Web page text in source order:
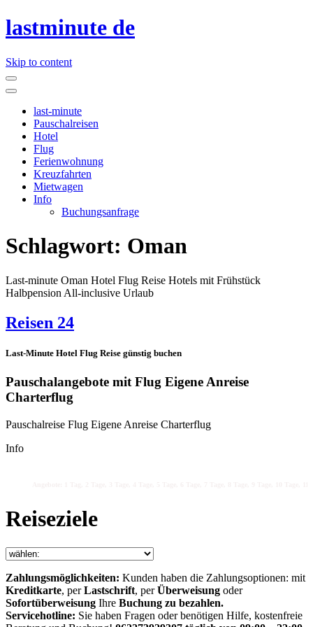
lastminute de
Skip to content
last-minute
Pauschalreisen
Hotel
Flug
Ferienwohnung
Kreuzfahrten
Mietwagen
Info
Buchungsanfrage
Schlagwort: Oman
Last-minute Oman Hotel Flug Reise Hotels mit Frühstück
Halbpension All-inclusive Urlaub
Reisen 24
Last-Minute Hotel Flug Reise günstig buchen
Pauschalangebote mit Flug Eigene Anreise
Charterflug
Pauschalreise Flug Eigene Anreise Charterflug
Info
Reiseziele
Zahlungsmöglichkeiten: Kunden haben die Zahlungsoptionen: mit
Kreditkarte, perLastschrift, perÜberweisung oder
Sofortüberweisung Ihre Buchung zu bezahlen.
Servicehotline: Sie haben Fragen oder benötigen Hilfe, kostenfreie